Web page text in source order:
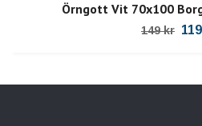
Örngott Vit 70x100
149 kr